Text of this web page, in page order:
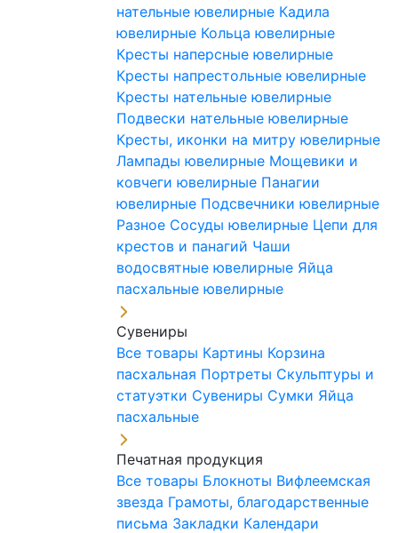
нательные ювелирные Кадила
ювелирные Кольца ювелирные
Кресты наперсные ювелирные
Кресты напрестольные ювелирные
Кресты нательные ювелирные
Подвески нательные ювелирные
Кресты, иконки на митру ювелирные
Лампады ювелирные Мощевики и
ковчеги ювелирные Панагии
ювелирные Подсвечники ювелирные
Разное Сосуды ювелирные Цепи для
крестов и панагий Чаши
водосвятные ювелирные Яйца
пасхальные ювелирные
Сувениры
Все товары Картины Корзина
пасхальная Портреты Скульптуры и
статуэтки Сувениры Сумки Яйца
пасхальные
Печатная продукция
Все товары Блокноты Вифлеемская
звезда Грамоты, благодарственные
письма Закладки Календари